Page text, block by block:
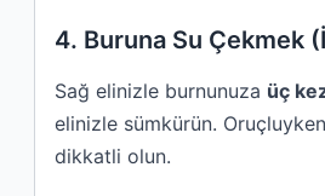
4. Buruna Su Çekmek
Sağ elinizle burnunuza üç
elinizle sümkürün.
dikkatli olun.